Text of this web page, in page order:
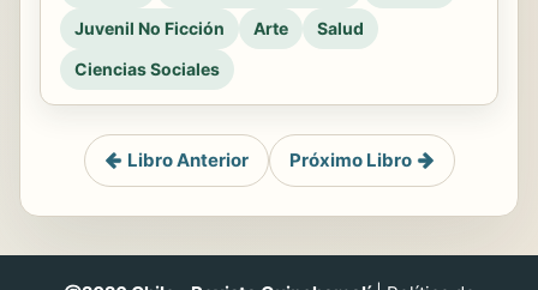
Juvenil No Ficción
Arte
Salud
Ciencias Sociales
Libro Anterior Próximo Libro